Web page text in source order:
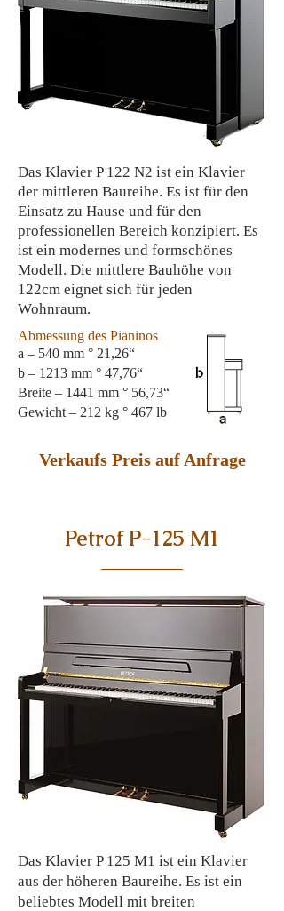
Das Klavier P 122 N2 ist ein Klavier
der mittleren Baureihe. Es ist für den
Einsatz zu Hause und für den
professionellen Bereich konzipiert. Es
ist ein modernes und formschönes
Modell. Die mittlere Bauhöhe von
122cm eignet sich für jeden
Wohnraum.
Abmessung des Pianinos
a – 540 mm ° 21,26“
b – 1213 mm ° 47,76“
Breite – 1441 mm ° 56,73“
Gewicht – 212 kg ° 467 lb
Verkaufs Preis auf Anfrage
Petrof P-125 M1
Das Klavier P 125 M1 ist ein Klavier
aus der höheren Baureihe. Es ist ein
beliebtes Modell mit breiten